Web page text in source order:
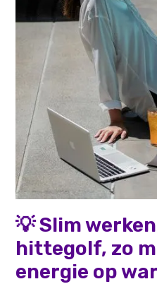
Persoonlijke
💡 Slim
hittegolf, zo
energie op